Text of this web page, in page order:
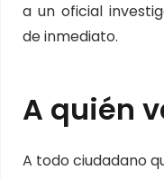
a un oficial
de inmediato.
A quién
A todo ciudadano